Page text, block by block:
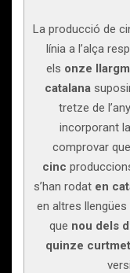
La producció de
línia a l’alça
els onze
catalana
tretze de
incorporant
comprovar que
cinc
s’han rodat en
en altres
que nou dels
quinze